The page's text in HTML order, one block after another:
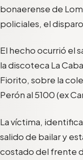
bonaerense de
policiales, el
El hecho ocurrió el
la discoteca La
Fiorito, sobre la
Perón al 5100 (ex
La víctima,
salido de bailar y
costado del frente